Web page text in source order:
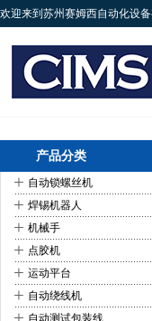
欢迎来到苏州赛姆西自动化设
产品分类
+ 自动锁螺丝机
+ 焊锡机器人
+ 机械手
+ 点胶机
+ 运动平台
+ 自动绕线机
自动测试包装线